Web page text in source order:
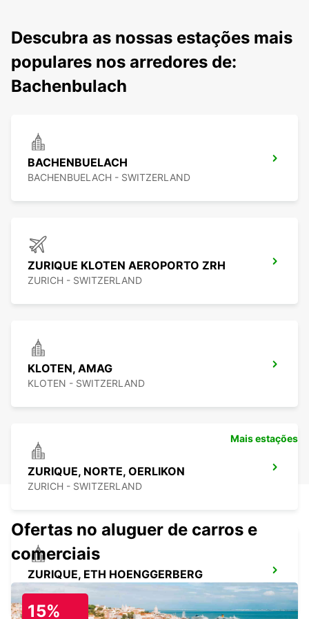
Descubra as nossas estações mais
populares nos arredores de:
Bachenbulach
BACHENBUELACH
BACHENBUELACH - SWITZERLAND
ZURIQUE KLOTEN AEROPORTO ZRH
ZURICH - SWITZERLAND
KLOTEN, AMAG
KLOTEN - SWITZERLAND
ZURIQUE, NORTE, OERLIKON
ZURICH - SWITZERLAND
ZURIQUE, ETH HOENGGERBERG
ZURICH - SWITZERLAND
Mais estações
Ofertas no aluguer de carros e
comerciais
15%